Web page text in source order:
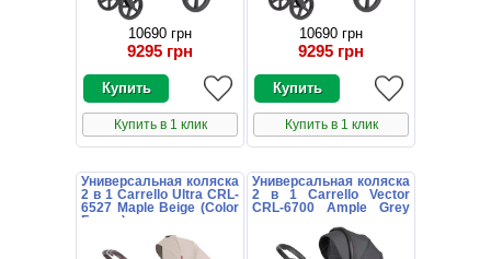
10690 грн
9295 грн
Купить в 1 клик
10690 грн
9295 грн
Купить в 1 клик
Универсальная коляска
2 в 1 Carrello Ultra CRL-
6527 Maple Beige (Color
Frame) цветная рама
Универсальная коляска
2 в 1 Carrello Vector
CRL-6700 Ample Grey
дождевиком